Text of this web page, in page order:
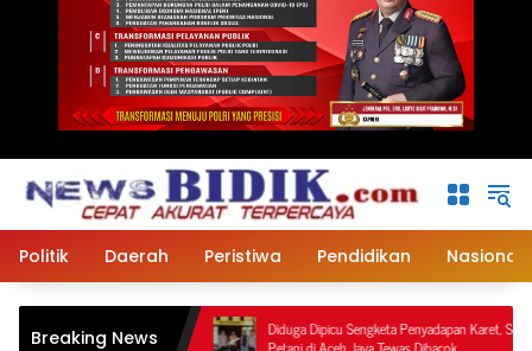
Politik Daerah Peristiwa Pendidikan Nasional
Breaking News
Diduga Dipicu Sengketa Penyadapan Karet, Seorang